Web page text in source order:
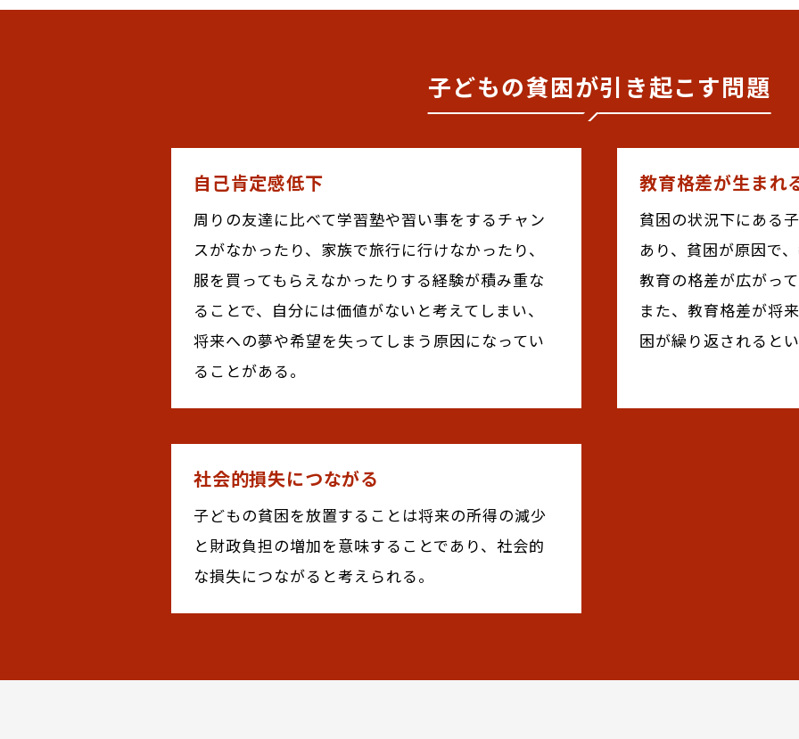
子どもの貧困が引き起こす問題
自己肯定感低下
周りの友達に比べて学習塾や習い事をするチャン
スがなかったり、家族で旅行に行けなかったり、
服を買ってもらえなかったりする経験が積み重な
ることで、自分には価値がないと考えてしまい、
将来への夢や希望を失ってしまう原因になってい
ることがある。
教育格差が生まれ
貧困の状況下にある
あり、貧困が原因で
教育の格差が広がっ
また、教育格差が将
困が繰り返されると
社会的損失につながる
子どもの貧困を放置することは将来の所得の減少
と財政負担の増加を意味することであり、社会的
な損失につながると考えられる。